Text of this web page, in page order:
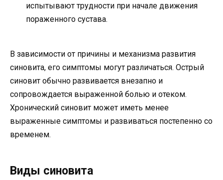
испытывают трудности при начале движения
пораженного сустава.
В зависимости от причины и механизма развития
синовита, его симптомы могут различаться. Острый
синовит обычно развивается внезапно и
сопровождается выраженной болью и отеком.
Хронический синовит может иметь менее
выраженные симптомы и развиваться постепенно со
временем.
Виды синовита